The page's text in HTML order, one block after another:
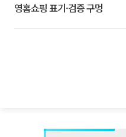
영홈쇼핑 표기·검증 구멍